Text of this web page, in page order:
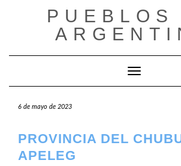
PUEBLOS
Cambiar
6 de mayo de 2023
PROVINCIA DEL
APELEG